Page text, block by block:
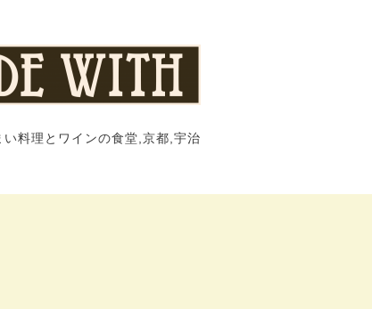
料理とワインの食堂,京都,宇治